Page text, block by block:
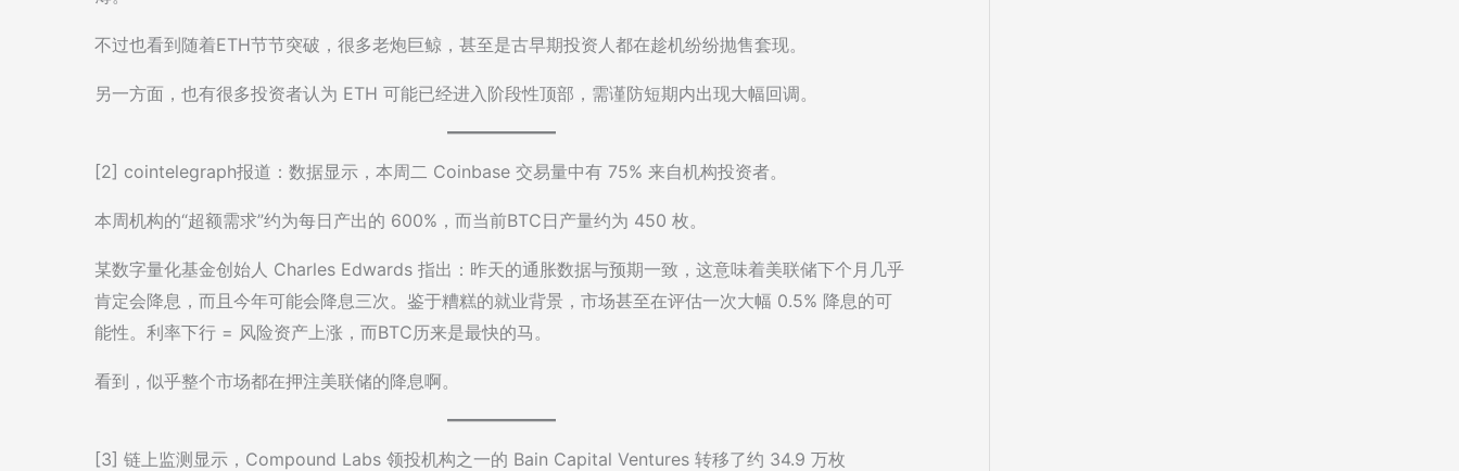
不过也看到随着ETH节节突破，很多老炮巨鲸，甚至是古早期投资人都在趁机纷纷抛售套现。
另一方面，也有很多投资者认为 ETH 可能已经进入阶段性顶部，需谨防短期内出现大幅回调。
[2] cointelegraph报道：数据显示，本周二 Coinbase 交易量中有 75% 来自机构投资者。
本周机构的“超额需求”约为每日产出的 600%，而当前BTC日产量约为 450 枚。
某数字量化基金创始人 Charles Edwards 指出：昨天的通胀数据与预期一致，这意味着美联储下个月几乎
肯定会降息，而且今年可能会降息三次。鉴于糟糕的就业背景，市场甚至在评估一次大幅 0.5% 降息的可
能性。利率下行 = 风险资产上涨，而BTC历来是最快的马。
看到，似乎整个市场都在押注美联储的降息啊。
[3] 链上监测显示，Compound Labs 领投机构之一的 Bain Capital Ventures 转移了约 34.9 万枚